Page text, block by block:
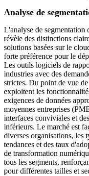
Analyse de
L'analyse de segmentation
révèle des distinctions
solutions basées sur le
forte préférence pour le
Les outils logiciels de
industries avec des
strictes. Du point de vue
exploitent les
exigences de données
moyennes entreprises
interfaces conviviales et
inférieurs. Le marché est
diverses organisations, les
tendances et des taux
de transformation
tous les segments,
pour différentes tailles et